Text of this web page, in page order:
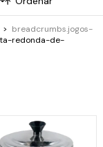
> breadcrumbs.jogos-
redonda-de-